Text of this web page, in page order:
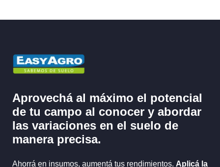
Aprovechá al máximo el potencial
de tu campo al conocer y abordar
las variaciones en el suelo de
manera precisa.
Ahorrá en insumos, aumentá tus rendimientos. Aplicá la